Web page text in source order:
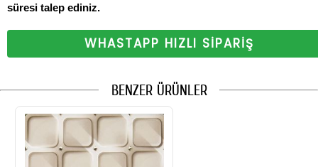
süresi talep ediniz.
WHASTAPP HIZLI SİPARİŞ
BENZER ÜRÜNLER